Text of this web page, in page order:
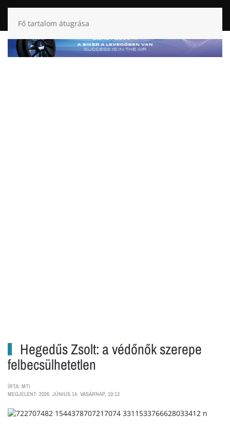
Fő tartalom átugrása
Hegedűs Zsolt: a védőnők szerepe
felbecsülhetetlen
ÍRTA: MTI
MEGJELENT: 2026. JÚNIUS 14. VASÁRNAP, 10:13